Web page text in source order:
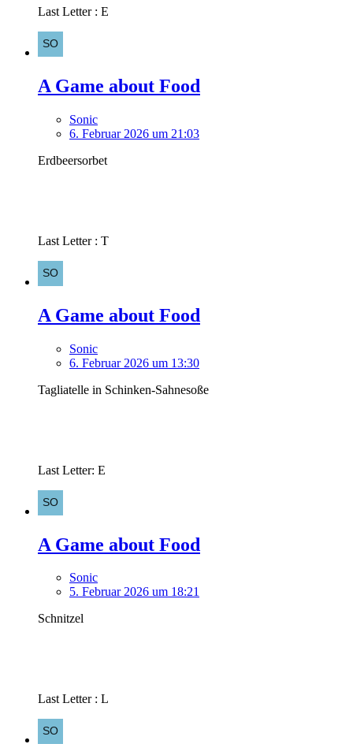
Last Letter : E
A Game about Food
Sonic
6. Februar 2026 um 21:03
Erdbeersorbet
Last Letter : T
A Game about Food
Sonic
6. Februar 2026 um 13:30
Tagliatelle in Schinken-Sahnesoße
Last Letter: E
A Game about Food
Sonic
5. Februar 2026 um 18:21
Schnitzel
Last Letter : L